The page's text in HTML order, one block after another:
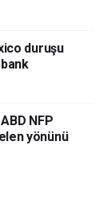
duruşu
NFP
yönünü